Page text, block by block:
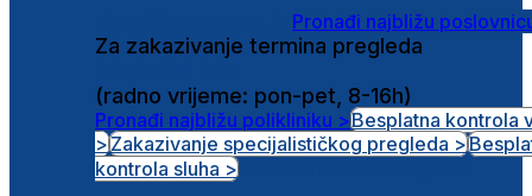
Pronađi najbližu
Za zakazivanje termina pregleda
(radno vrijeme: pon-pet, 8-16h)
Pronađi najbližu polikliniku >Besplatna kontrola
>Zakazivanje specijalističkog pregleda >
kontrola sluha >